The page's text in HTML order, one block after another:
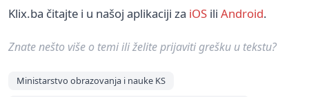
Klix.ba čitajte i u našoj aplikaciji za iOS ili Android.
Znate nešto više o temi ili želite prijaviti grešku u tekstu?
Ministarstvo obrazovanja i nauke KS